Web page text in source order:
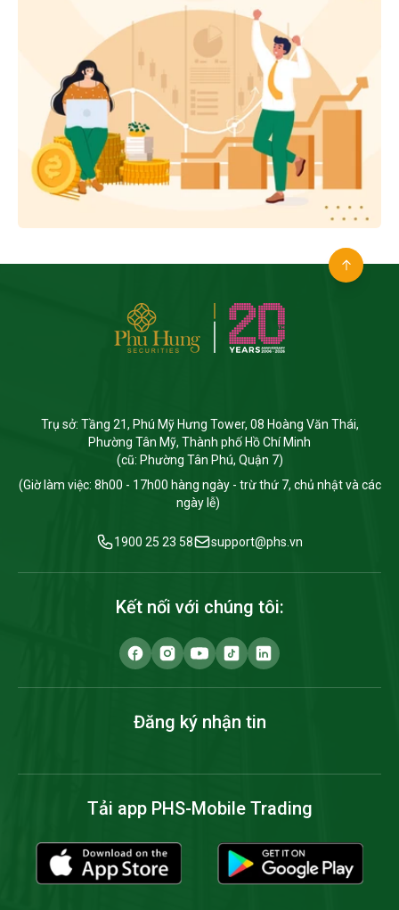
Trụ sở: Tầng 21, Phú Mỹ Hưng Tower, 08 Hoàng Văn Thái,
Phường Tân Mỹ, Thành phố Hồ Chí Minh
(cũ: Phường Tân Phú, Quận 7)
(Giờ làm việc: 8h00 - 17h00 hàng ngày - trừ thứ 7, chủ nhật và các
ngày lễ)
1900 25 23 58 support@phs.vn
Kết nối với chúng tôi:
Đăng ký nhận tin
Tải app PHS-Mobile Trading